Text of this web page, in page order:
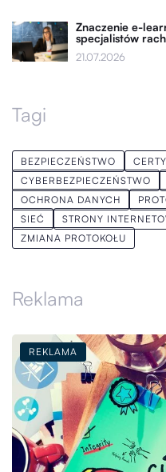
Znaczenie e-
specjalistów
21.07.2026
Tagi
BEZPIECZEŃSTWO
CYBERBEZPIECZEŃSTWO
OCHRONA DANYCH
SIEĆ
STRONY
ZMIANA PROTOKOŁU
Reklama
REKLAMA